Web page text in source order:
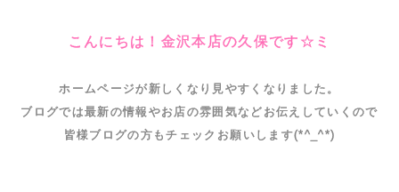
こんにちは！ 金沢本店の久保です☆ミ
ホームページが新しくなり見やすくなりました。
ブログでは最新の情報やお店の雰囲気などお伝えしていくので
皆様ブログの方もチェックお願いします(*^_^*)